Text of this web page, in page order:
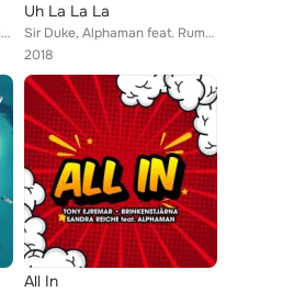
Sir Duke, Alphaman feat. Rumpunch
Uh La La La
Sir Duke, Alphaman feat. Rumpunch
2018
All In